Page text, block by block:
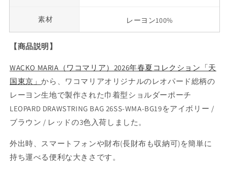
素材 レーヨン100%
【商品説明】
WACKO MARIA（ワコマリア）2026年春夏コレクション「天
国東京」から、ワコマリアオリジナルのレオパード総柄の
レーヨン生地で製作された巾着型ショルダーポーチ
LEOPARD DRAWSTRING BAG 26SS-WMA-BG19をアイボリー /
ブラウン / レッドの3色入荷しました。
外出時、スマートフォンや財布(長財布も収納可)を簡単に
持ち運べる便利な大きさです。